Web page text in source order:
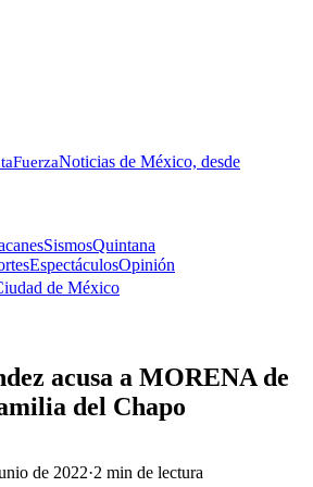
FuerzaNoticias de México, desde
SismosQuintana
EspectáculosOpinión
de México
acusa a MORENA de
del Chapo
de 2022·2 min de lectura